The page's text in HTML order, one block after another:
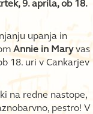
9. aprila, ob 18.
upanja in
Annie in Maryvas
18. uri v Cankarjev
na redne nastope,
pestro! V